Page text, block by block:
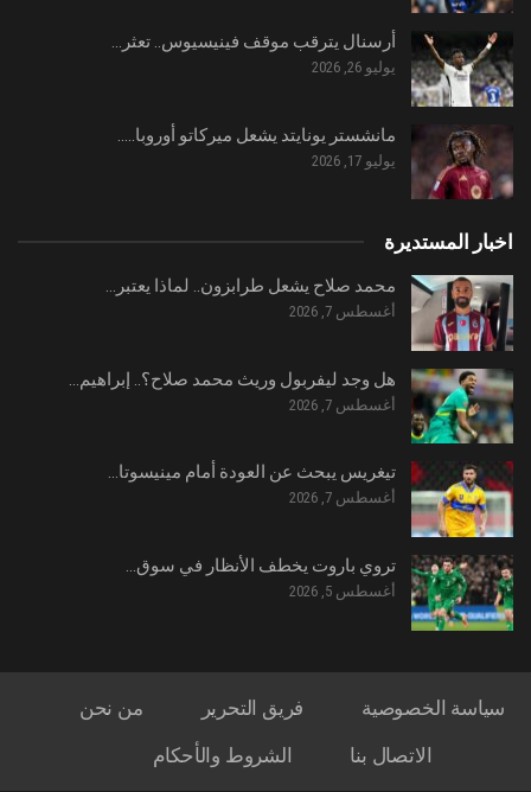
أرسنال يترقب موقف فينيسيوس.. تعثر…
يوليو 26, 2026
مانشستر يونايتد يشعل ميركاتو أوروبا..…
يوليو 17, 2026
اخبار المستديرة
محمد صلاح يشعل طرابزون.. لماذا يعتبر…
أغسطس 7, 2026
هل وجد ليفربول وريث محمد صلاح؟.. إبراهيم…
أغسطس 7, 2026
تيغريس يبحث عن العودة أمام مينيسوتا…
أغسطس 7, 2026
تروي باروت يخطف الأنظار في سوق…
أغسطس 5, 2026
سياسة الخصوصية فريق التحرير
من نحن
الاتصال بنا
الشروط والأحكام